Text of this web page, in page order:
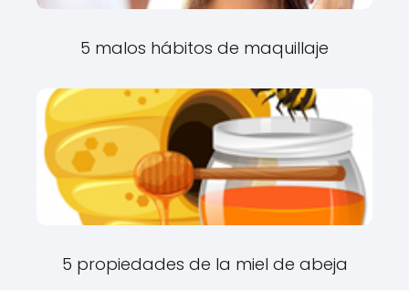
5 malos hábitos de maquillaje
5 propiedades de la miel de abeja